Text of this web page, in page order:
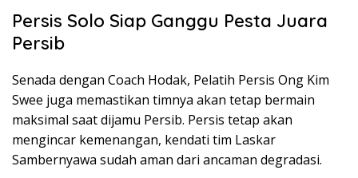
Persis Solo Siap Ganggu Pesta Juara
Persib
Senada dengan Coach Hodak, Pelatih Persis Ong Kim
Swee juga memastikan timnya akan tetap bermain
maksimal saat dijamu Persib. Persis tetap akan
mengincar kemenangan, kendati tim Laskar
Sambernyawa sudah aman dari ancaman degradasi.